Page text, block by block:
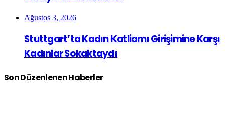
Ağustos 3, 2026
Stuttgart’ta Kadın Katliamı Girişimine Karşı
Kadınlar Sokaktaydı
Son Düzenlenen Haberler